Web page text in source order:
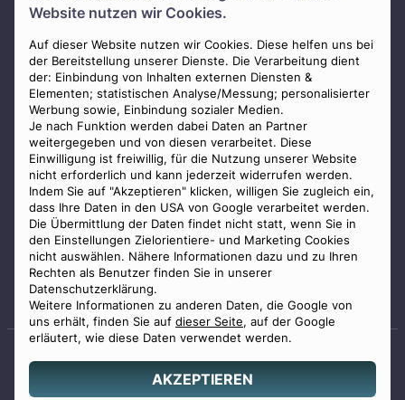
Website nutzen wir Cookies.
Auf dieser Website nutzen wir Cookies. Diese helfen uns bei
der Bereitstellung unserer Dienste. Die Verarbeitung dient
der: Einbindung von Inhalten externen Diensten &
Elementen; statistischen Analyse/Messung; personalisierter
Werbung sowie, Einbindung sozialer Medien.
Je nach Funktion werden dabei Daten an Partner
weitergegeben und von diesen verarbeitet. Diese
Einwilligung ist freiwillig, für die Nutzung unserer Website
nicht erforderlich und kann jederzeit widerrufen werden.
Indem Sie auf "Akzeptieren" klicken, willigen Sie zugleich ein,
dass Ihre Daten in den USA von Google verarbeitet werden.
Die Übermittlung der Daten findet nicht statt, wenn Sie in
den Einstellungen Zielorientiere- und Marketing Cookies
nicht auswählen. Nähere Informationen dazu und zu Ihren
Rechten als Benutzer finden Sie in unserer
Datenschutzerklärung.
Weitere Informationen zu anderen Daten, die Google von
uns erhält, finden Sie auf dieser Seite, auf der Google
erläutert, wie diese Daten verwendet werden.
AKZEPTIEREN
Presse
AGB
Impressum
Datenschutz
Widerrufsbelehrung
Zahlungsmöglichkeiten
Staatlich geprüfter
© 2026 Benu GmbH. Alle Rechte vorbehalten.